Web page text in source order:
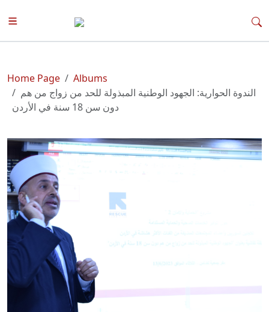
Home Page
Albums
الندوة الحوارية: الجهود الوطنية المبذولة للحد من زواج من هم
دون سن 18 سنة في الأردن